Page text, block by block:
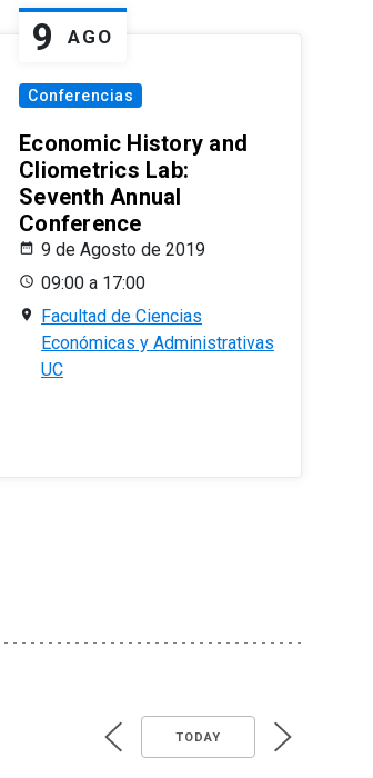
9 AGO
Conferencias
Economic History and
Cliometrics Lab:
Seventh Annual
Conference
9 de Agosto de 2019
09:00 a 17:00
Facultad de Ciencias
Económicas y Administrativas
UC
TODAY